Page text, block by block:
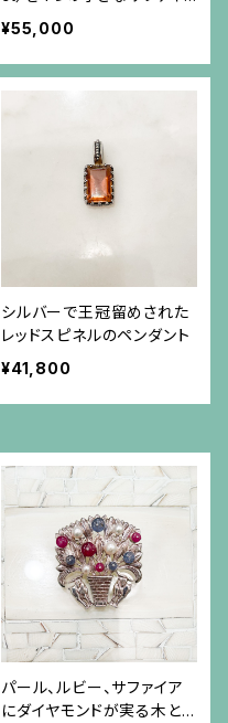
アが取り巻くシルバーペン
ダント（チェーン別）
¥55,000
シルバーで王冠留めされた
レッドスピネルのペンダント
¥41,800
パール、ルビー、サファイア
にダイヤモンドが実る木と